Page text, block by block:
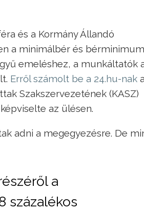
és a Kormány Állandó
a minimálbér és bérminimum
emeléshez, a munkáltatók
Erről számolt be a 24.hu-nak
Szakszervezetének (KASZ)
az ülésen.
adni a megegyezésre. De
a
százalékos